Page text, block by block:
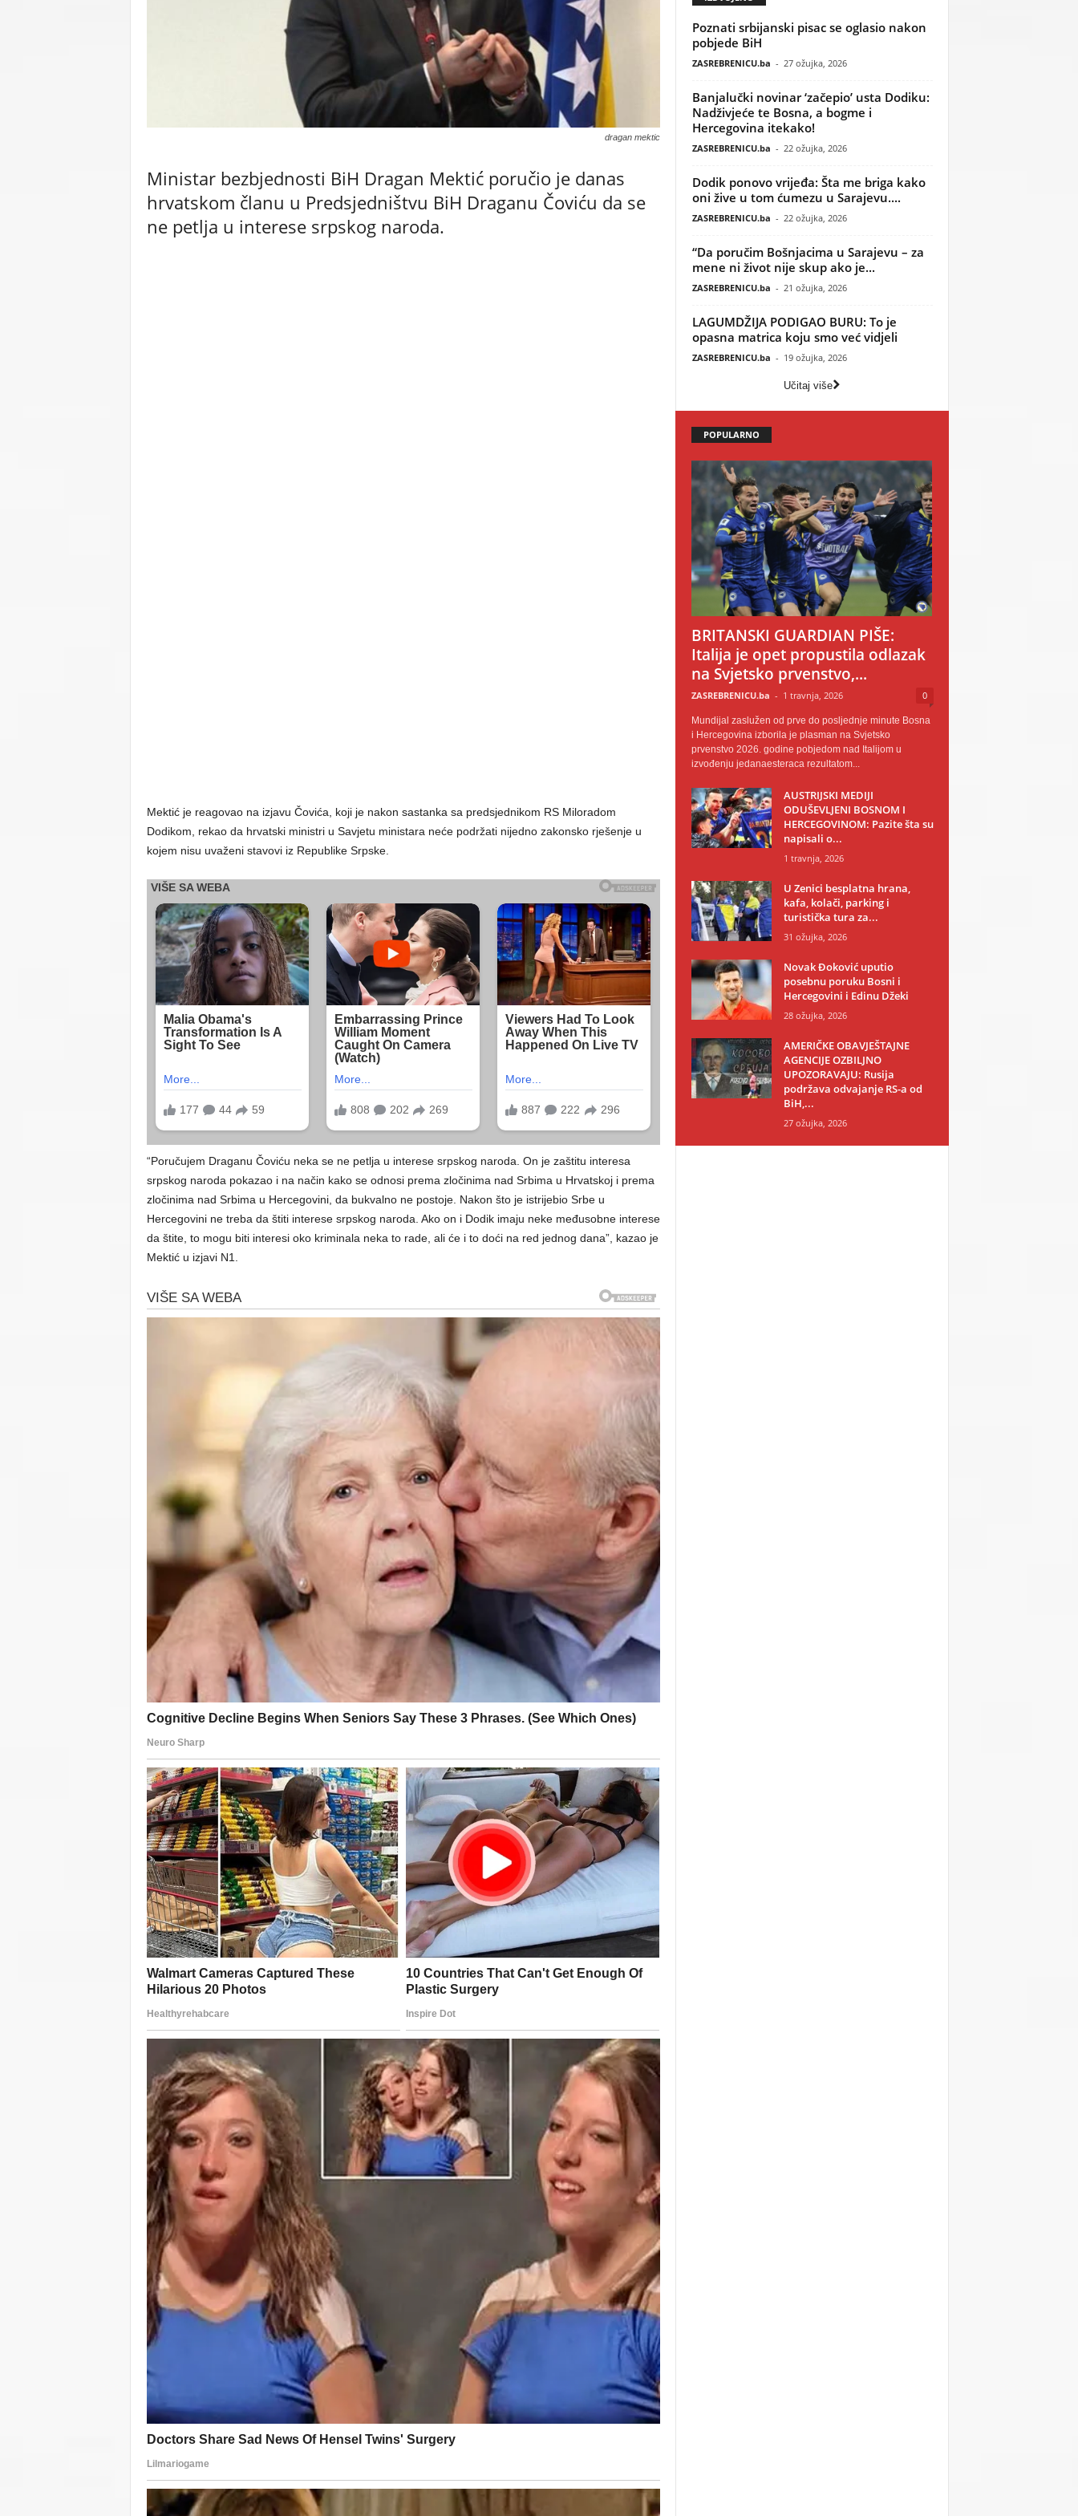
dragan mektic
Ministar bezbjednosti BiH Dragan Mektić poručio je danas
hrvatskom članu u Predsjedništvu BiH Draganu Čoviću da se
ne petlja u interese srpskog naroda.
Mektić je reagovao na izjavu Čovića, koji je nakon sastanka sa predsjednikom RS Miloradom
Dodikom, rekao da hrvatski ministri u Savjetu ministara neće podržati nijedno zakonsko rješenje u
kojem nisu uvaženi stavovi iz Republike Srpske.
“Poručujem Draganu Čoviću neka se ne petlja u interese srpskog naroda. On je zaštitu interesa
srpskog naroda pokazao i na način kako se odnosi prema zločinima nad Srbima u Hrvatskoj i prema
zločinima nad Srbima u Hercegovini, da bukvalno ne postoje. Nakon što je istrijebio Srbe u
Hercegovini ne treba da štiti interese srpskog naroda. Ako on i Dodik imaju neke međusobne interese
da štite, to mogu biti interesi oko kriminala neka to rade, ali će i to doći na red jednog dana”, kazao je
Mektić u izjavi N1.
Poznati srbijanski pisac se oglasio nakon
pobjede BiH
ZASREBRENICU.ba - 27 ožujka, 2026
Banjalučki novinar ‘začepio’ usta Dodiku:
Nadživjeće te Bosna, a bogme i
Hercegovina itekako!
ZASREBRENICU.ba - 22 ožujka, 2026
Dodik ponovo vrijeđa: Šta me briga kako
oni žive u tom ćumezu u Sarajevu....
ZASREBRENICU.ba - 22 ožujka, 2026
“Da poručim Bošnjacima u Sarajevu – za
mene ni život nije skup ako je...
ZASREBRENICU.ba - 21 ožujka, 2026
LAGUMDŽIJA PODIGAO BURU: To je
opasna matrica koju smo već vidjeli
ZASREBRENICU.ba - 19 ožujka, 2026
Učitaj više
POPULARNO
BRITANSKI GUARDIAN PIŠE:
Italija je opet propustila odlazak
na Svjetsko prvenstvo,...
ZASREBRENICU.ba - 1 travnja, 2026 0
Mundijal zaslužen od prve do posljednje minute Bosna
i Hercegovina izborila je plasman na Svjetsko
prvenstvo 2026. godine pobjedom nad Italijom u
izvođenju jedanaesteraca rezultatom...
AUSTRIJSKI MEDIJI
ODUŠEVLJENI BOSNOM I
HERCEGOVINOM: Pazite šta su
napisali o...
1 travnja, 2026
U Zenici besplatna hrana,
kafa, kolači, parking i
turistička tura za...
31 ožujka, 2026
Novak Đoković uputio
posebnu poruku Bosni i
Hercegovini i Edinu Džeki
28 ožujka, 2026
AMERIČKE OBAVJEŠTAJNE
AGENCIJE OZBILJNO
UPOZORAVAJU: Rusija
podržava odvajanje RS-a od
BiH,...
27 ožujka, 2026